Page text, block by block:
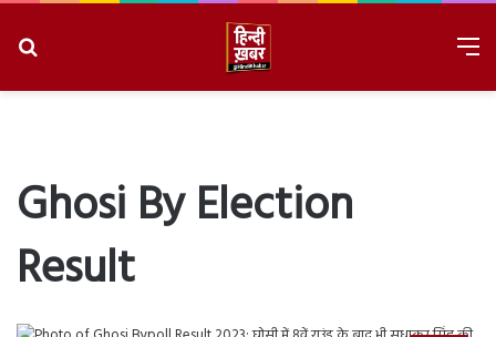
Ghosi By Election
Result